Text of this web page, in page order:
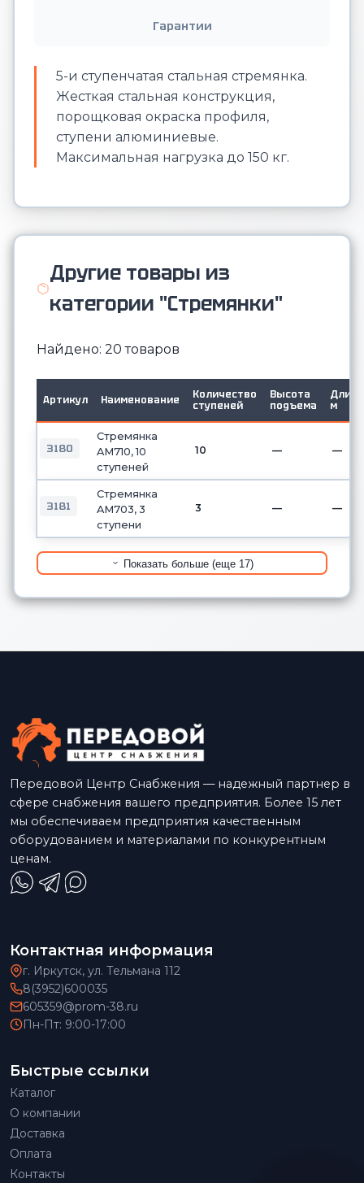
Гарантии
5-и ступенчатая стальная стремянка.
Жесткая стальная конструкция,
порощковая окраска профиля,
ступени алюминиевые.
Максимальная нагрузка до 150 кг.
Другие товары из
категории "Стремянки"
Найдено: 20 товаров
Артикул Наименование
Количество
ступеней
Высота
подъема
м
3180
Стремянка
AM710, 10
ступеней
10 — —
3181
Стремянка
AM703, 3
ступени
3 — —
Показать больше (еще 17)
Передовой Центр Снабжения — надежный партнер в
сфере снабжения вашего предприятия. Более 15 лет
мы обеспечиваем предприятия качественным
оборудованием и материалами по конкурентным
ценам.
Контактная информация
г. Иркутск, ул. Тельмана 112
8(3952)600035
605359@prom-38.ru
Пн-Пт: 9:00-17:00
Быстрые ссылки
Каталог
О компании
Доставка
Оплата
Контакты